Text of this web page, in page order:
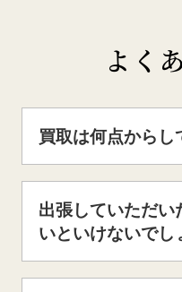
よく
買取は何点から
出張していただ
いといけないでし